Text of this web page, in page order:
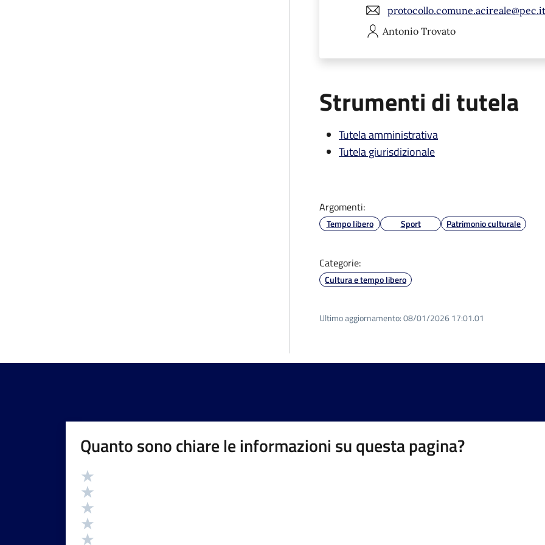
protocollo.comune.acireale@pec.it
Antonio Trovato
Strumenti di tutela
Tutela amministrativa
Tutela giurisdizionale
Argomenti:
Tempo libero Sport Patrimonio culturale
Categorie:
Cultura e tempo libero
Ultimo aggiornamento:08/01/2026 17:01.01
Quanto sono chiare le informazioni su questa pagina?
Valutazione